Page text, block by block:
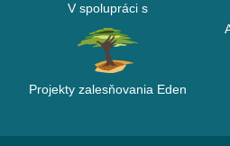
V spolupráci s
Projekty zalesňovania Eden